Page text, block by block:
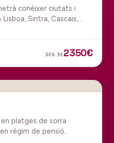
conèixer ciutats i
Sintra, Cascais,
de Portugal.
DES DE2350€
platges de sorra
règim de pensió